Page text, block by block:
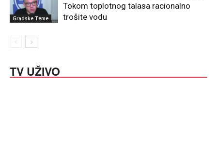
Gradske Teme
Tokom toplotnog talasa racionalno
trošite vodu
TV UŽIVO